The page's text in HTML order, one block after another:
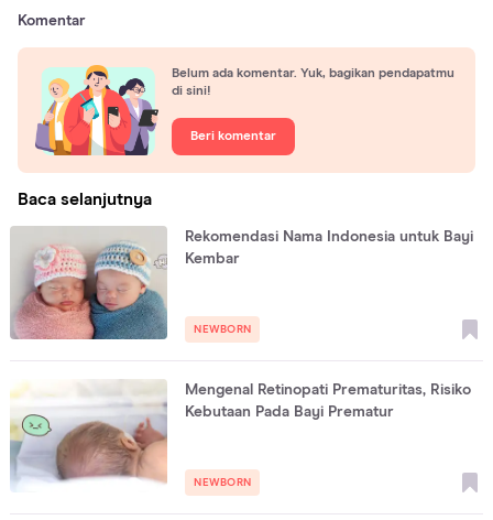
Komentar
Belum ada komentar. Yuk, bagikan pendapatmu
di sini!
Beri komentar
Baca selanjutnya
Rekomendasi Nama Indonesia untuk Bayi
Kembar
NEWBORN
Mengenal Retinopati Prematuritas, Risiko
Kebutaan Pada Bayi Prematur
NEWBORN